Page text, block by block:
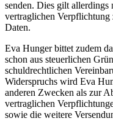
senden. Dies gilt
vertraglichen Verpflichtung
Daten.
Eva Hunger bittet zudem
schon aus steuerlichen
schuldrechtlichen
Widerspruchs wird Eva
anderen Zwecken als zur
vertraglichen
sowie die weitere